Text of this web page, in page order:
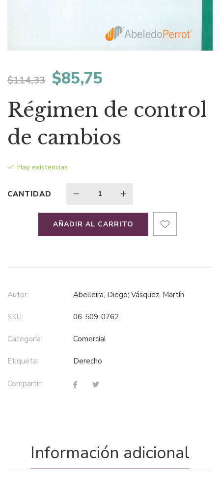
$114,33 El
precio
original
era:
$114,33.
$85,75
precio
es:
Régimen de control
de cambios
Hay existencias
CANTIDAD
AÑADIR AL CARRITO
Autor: Abelleira, Diego; Vásquez, Martín
SKU: 06-509-0762
Categoría: comercial
Etiqueta: derecho
Compartir:
Información adicional